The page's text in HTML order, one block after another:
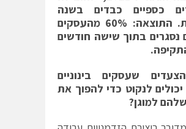
כספיים כבדים בשנה
החולפת. התוצאה: 60% מהעסקים
נסגרים בתוך שישה חודשים
שעסקים בינוניים
יכולים לנקוט כדי להפוך את
למוגן?